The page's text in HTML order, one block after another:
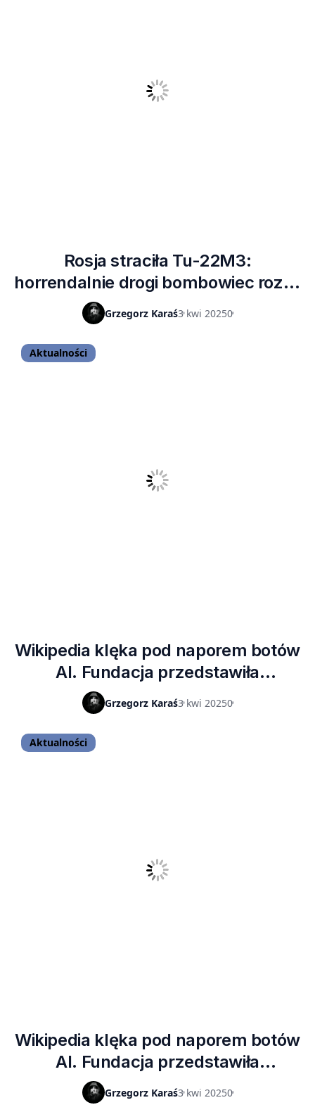
Rosja straciła Tu-22M3:
horrendalnie drogi bombowiec rozbił
się na Syberii. Co wiemy o tej
konstrukcji?
Grzegorz Karaś3 kwi 20250
Aktualności
Wikipedia klęka pod naporem botów
AI. Fundacja przedstawiła
zatrważające dane
Grzegorz Karaś3 kwi 20250
Aktualności
Wikipedia klęka pod naporem botów
AI. Fundacja przedstawiła
zatrważające dane
Grzegorz Karaś3 kwi 20250